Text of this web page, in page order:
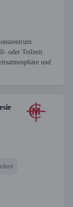
oder Teilzeit.
und